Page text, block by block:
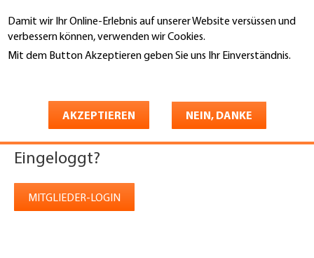
Damit wir Ihr Online-Erlebnis auf unserer Website versüssen und
verbessern können, verwenden wir Cookies.
Mit dem Button Akzeptieren geben Sie uns Ihr Einverständnis.
AKZEPTIEREN NEIN, DANKE
zum
Inhalt
Download
Eingeloggt?
MITGLIEDER-LOGIN